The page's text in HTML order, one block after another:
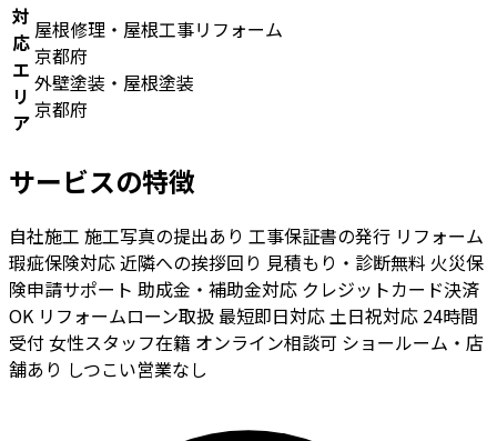
対
応
エ
リ
ア
屋根修理・屋根工事リフォーム
京都府
外壁塗装・屋根塗装
京都府
サービスの特徴
自社施工 施工写真の提出あり 工事保証書の発行 リフォーム
瑕疵保険対応近隣への挨拶回り 見積もり・診断無料 火災保
険申請サポート 助成金・補助金対応 クレジットカード決済
OK リフォームローン取扱 最短即日対応 土日祝対応 24時間
受付女性スタッフ在籍 オンライン相談可 ショールーム・店
舗あり しつこい営業なし